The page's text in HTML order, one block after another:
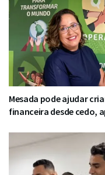
Mesada pode ajudar
financeira desde cedo,